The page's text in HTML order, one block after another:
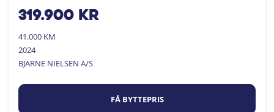
319.900kr
41.000 KM
2024
BJARNE NIELSEN A/S
FÅ BYTTEPRIS